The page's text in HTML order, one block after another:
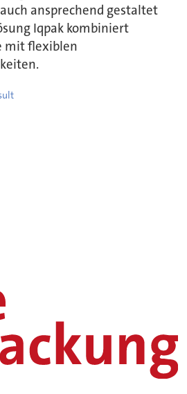
ansprechend gestaltet
Iqpak kombiniert
mit flexiblen